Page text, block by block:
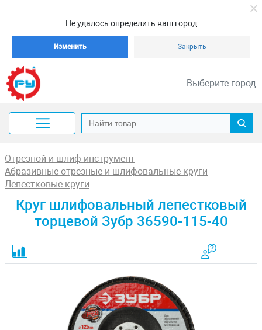
Не удалось определить ваш город
Изменить Закрыть
Выберите город
Отрезной и шлиф инструмент
Абразивные отрезные и шлифовальные круги
Лепестковые круги
Круг шлифовальный лепестковый
торцевой Зубр 36590-115-40